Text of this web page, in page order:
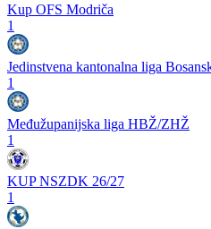
Kup OFS Modriča
1
Jedinstvena kantonalna liga
1
Međužupanijska liga HBŽ/ZHŽ
1
KUP NSZDK 26/27
1